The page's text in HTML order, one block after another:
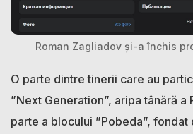
Roman Zagliadov și-a închis
O parte dintre tinerii care au
”Next Generation”, aripa tânără a
parte a blocului ”Pobeda”, fondat